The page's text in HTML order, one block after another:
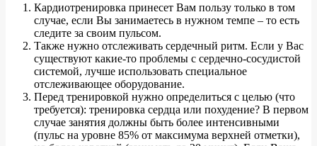
Кардиотренировка принесет Вам пользу только в том
случае, если Вы занимаетесь в нужном темпе – то есть
следите за своим пульсом.
Также нужно отслеживать сердечный ритм. Если у Вас
существуют какие-то проблемы с сердечно-сосудистой
системой, лучше использовать специальное
отслеживающее оборудование.
Перед тренировкой нужно определиться с целью (что
требуется): тренировка сердца или похудение? В первом
случае занятия должны быть более интенсивными
(пульс на уровне 85% от максимума верхней отметки),